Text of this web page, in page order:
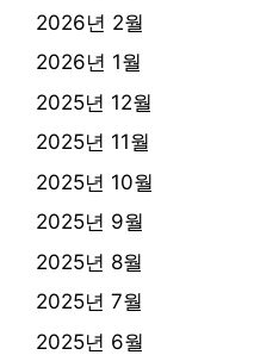
2026년 2월
2026년 1월
2025년 12월
2025년 11월
2025년 10월
2025년 9월
2025년 8월
2025년 7월
2025년 6월